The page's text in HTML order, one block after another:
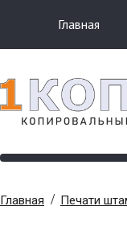
Главная
Главная Печати